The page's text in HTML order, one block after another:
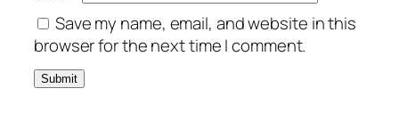
Save my name, email, and website in this
browser for the next time I comment.